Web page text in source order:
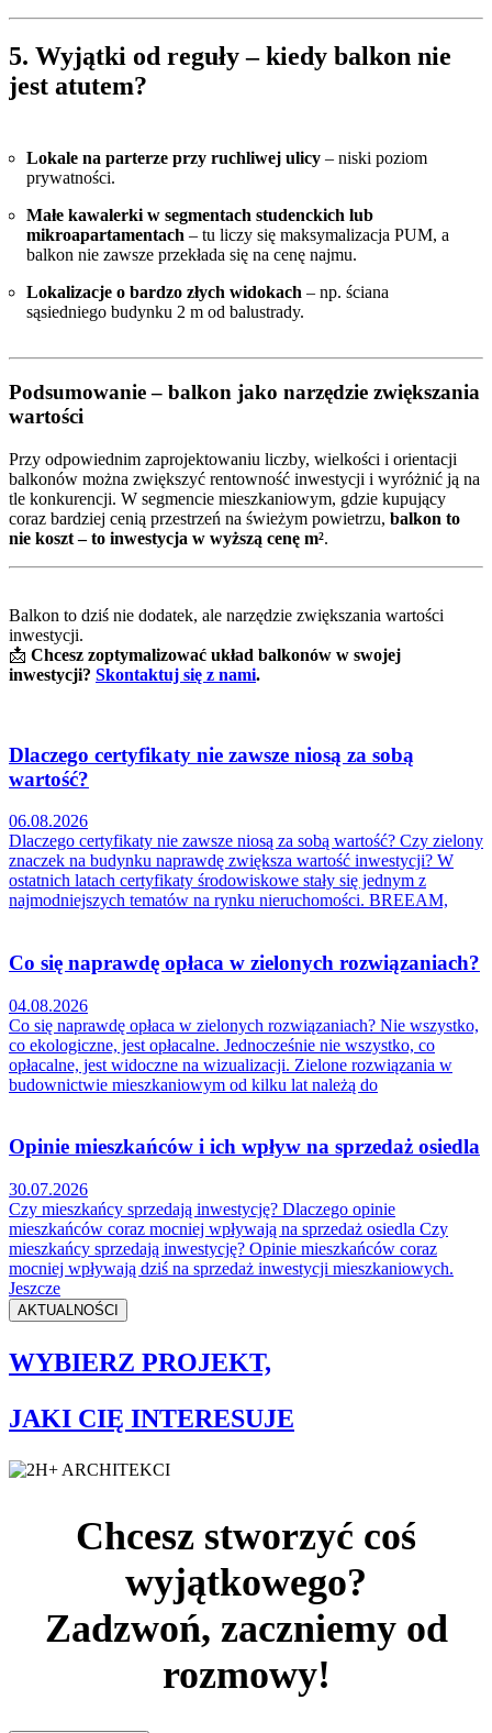
5. Wyjątki od reguły – kiedy balkon nie
jest atutem?
Lokale na parterze przy ruchliwej ulicy – niski poziom
prywatności.
Małe kawalerki w segmentach studenckich lub
mikroapartamentach – tu liczy się maksymalizacja PUM, a
balkon nie zawsze przekłada się na cenę najmu.
Lokalizacje o bardzo złych widokach – np. ściana
sąsiedniego budynku 2 m od balustrady.
Podsumowanie – balkon jako narzędzie zwiększania
wartości
Przy odpowiednim zaprojektowaniu liczby, wielkości i orientacji
balkonów można zwiększyć rentowność inwestycji i wyróżnić ją na
tle konkurencji. W segmencie mieszkaniowym, gdzie kupujący
coraz bardziej cenią przestrzeń na świeżym powietrzu, balkon to
nie koszt – to inwestycja w wyższą cenę m².
Balkon to dziś nie dodatek, ale narzędzie zwiększania wartości
inwestycji.
📩 Chcesz zoptymalizować układ balkonów w swojej
inwestycji? Skontaktuj się z nami.
Dlaczego certyfikaty nie zawsze niosą za sobą
wartość?
06.08.2026
Dlaczego certyfikaty nie zawsze niosą za sobą wartość? Czy zielony
znaczek na budynku naprawdę zwiększa wartość inwestycji? W
ostatnich latach certyfikaty środowiskowe stały się jednym z
najmodniejszych tematów na rynku nieruchomości. BREEAM,
Co się naprawdę opłaca w zielonych rozwiązaniach?
04.08.2026
Co się naprawdę opłaca w zielonych rozwiązaniach? Nie wszystko,
co ekologiczne, jest opłacalne. Jednocześnie nie wszystko, co
opłacalne, jest widoczne na wizualizacji. Zielone rozwiązania w
budownictwie mieszkaniowym od kilku lat należą do
Opinie mieszkańców i ich wpływ na sprzedaż osiedla
30.07.2026
Czy mieszkańcy sprzedają inwestycję? Dlaczego opinie
mieszkańców coraz mocniej wpływają na sprzedaż osiedla Czy
mieszkańcy sprzedają inwestycję? Opinie mieszkańców coraz
mocniej wpływają dziś na sprzedaż inwestycji mieszkaniowych.
Jeszcze
AKTUALNOŚCI
WYBIERZ PROJEKT,
JAKI CIĘ INTERESUJE
Chcesz stworzyć coś
wyjątkowego?
Zadzwoń, zaczniemy od
rozmowy!